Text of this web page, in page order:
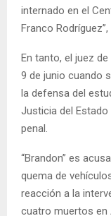
internado en el
Franco
En tanto, el juez
9 de junio cuando
la defensa del
Justicia del
penal.
“Brandon” es
quema de
reacción a la
cuatro muertos en